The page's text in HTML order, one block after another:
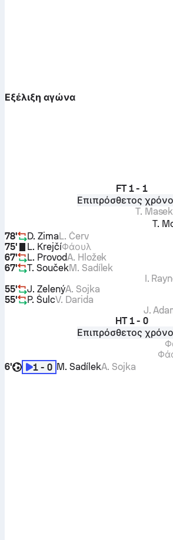
Εξέλιξη αγώνα
FT 1 - 1
Επιπρόσθετος
T.
T.
78'
D. ZimaL. Červ
75'
L. KrejčíΦάουλ
67'
L. ProvodA. Hložek
67'
T. SoučekM. Sadílek
I.
55'
J. ZelenýA. Sojka
55'
P. ŠulcV. Darida
J.
HT 1 - 0
Επιπρόσθετος
6'
1 - 0 M. SadílekA. Sojka